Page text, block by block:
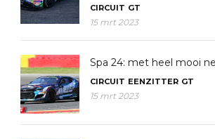
CIRCUIT GT
15 mrt 2023
Spa 24: met heel mooi
CIRCUIT EENZITTER GT
15 mrt 2023